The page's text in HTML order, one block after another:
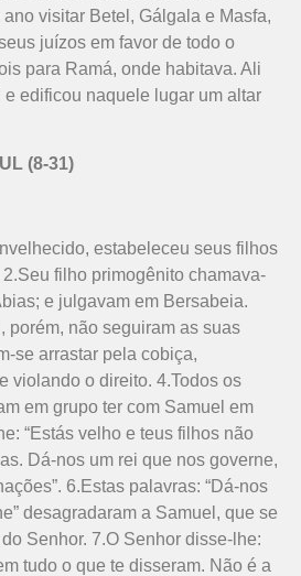
visitar Betel, Gálgala e Masfa,
juízos em favor de todo o
para Ramá, onde habitava. Ali
edificou naquele lugar um altar
(8-31)
estabeleceu seus filhos
filho primogênito chamava-
e julgavam em Bersabeia.
porém, não seguiram as suas
se arrastar pela cobiça,
violando o direito. 4.Todos os
em grupo ter com Samuel em
“Estás velho e teus filhos não
Dá-nos um rei que nos governe,
6.Estas palavras: “Dá-nos
desagradaram a Samuel, que se
Senhor. 7.O Senhor disse-lhe:
tudo o que te disseram. Não é a